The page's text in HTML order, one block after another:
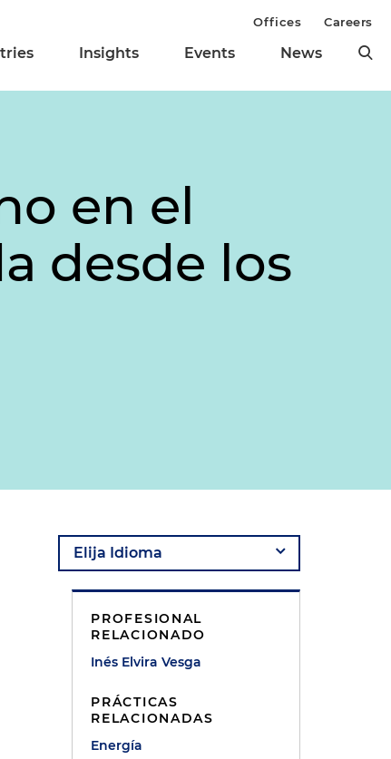
Insights Events News
Offices Careers
en el
desde los
PROFESIONAL
RELACIONADO
Inés Elvira Vesga
PRÁCTICAS
RELACIONADAS
Energía